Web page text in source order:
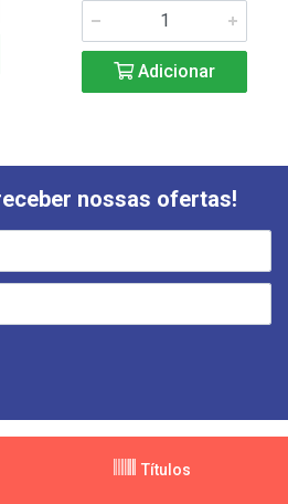
Adicionar
nossas ofertas!
Títulos